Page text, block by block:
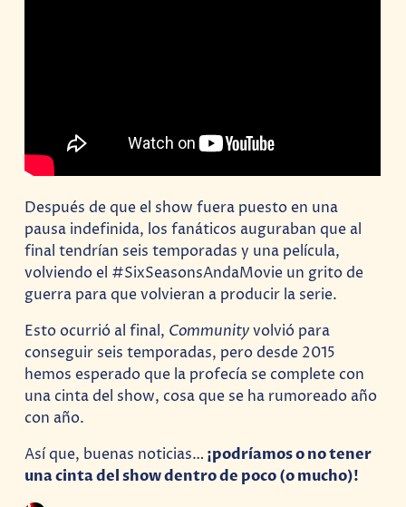
Después de que el show fuera puesto en una
pausa indefinida, los fanáticos auguraban que al
final tendrían seis temporadas y una película,
volviendo el #SixSeasonsAndaMovie un grito de
guerra para que volvieran a producir la serie.
Esto ocurrió al final, Communityvolvió para
conseguir seis temporadas, pero desde 2015
hemos esperado que la profecía se complete con
una cinta del show, cosa que se ha rumoreado año
con año.
Así que, buenas noticias… ¡podríamos o no tener
una cinta del show dentro de poco (o mucho)!